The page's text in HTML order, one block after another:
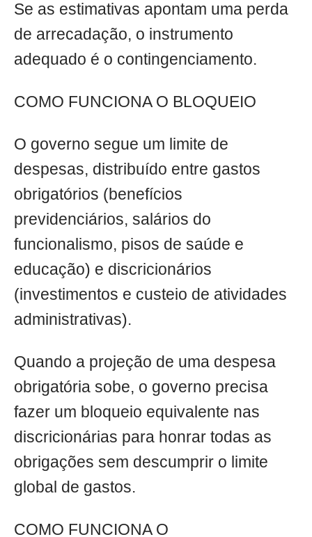
Se as estimativas apontam uma perda
de arrecadação, o instrumento
adequado é o contingenciamento.
COMO FUNCIONA O BLOQUEIO
O governo segue um limite de
despesas, distribuído entre gastos
obrigatórios (benefícios
previdenciários, salários do
funcionalismo, pisos de saúde e
educação) e discricionários
(investimentos e custeio de atividades
administrativas).
Quando a projeção de uma despesa
obrigatória sobe, o governo precisa
fazer um bloqueio equivalente nas
discricionárias para honrar todas as
obrigações sem descumprir o limite
global de gastos.
COMO FUNCIONA O